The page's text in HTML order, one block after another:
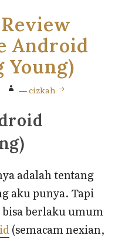
Android
Young)
—cizkah
adalah tentang
aku punya. Tapi
berlaku umum
(semacam nexian,